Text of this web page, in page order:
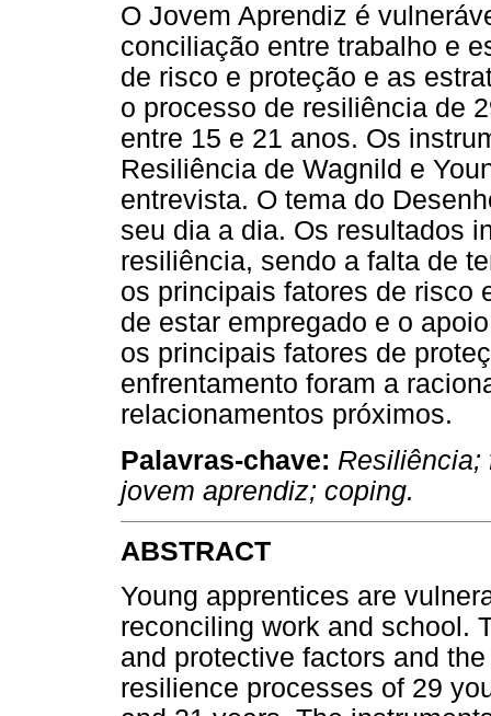
O Jovem Aprendiz é
conciliação entre trabalho e
de risco e proteção e as
o processo de resiliência de
entre 15 e 21 anos. Os
Resiliência de Wagnild e
entrevista. O tema do
seu dia a dia. Os resultados
resiliência, sendo a falta de
os principais fatores de risco
de estar empregado e o
os principais fatores de
enfrentamento foram a
relacionamentos próximos.
Palavras-chave: Resiliência;
jovem aprendiz; coping.
ABSTRACT
Young apprentices are
reconciling work and school.
and protective factors and
resilience processes of 29